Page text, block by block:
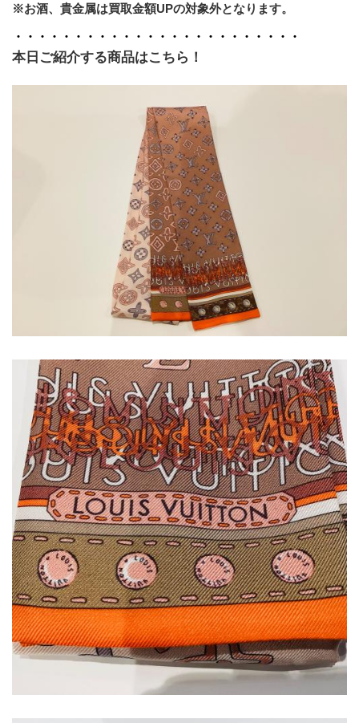
※お酒、貴金属は買取金額UPの対象外となります。
・・・・・・・・・・・・・・・・・・・・・・・・
本日ご紹介する商品はこちら！